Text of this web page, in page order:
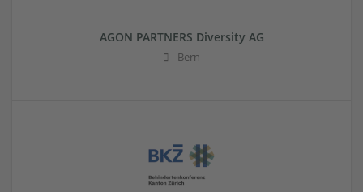
AGON PARTNERS Diversity AG
Bern